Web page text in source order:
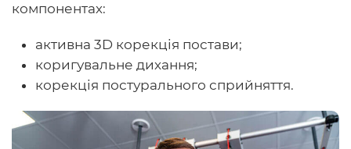
компонентах:
активна 3D корекція постави;
коригувальне дихання;
корекція постурального сприйняття.